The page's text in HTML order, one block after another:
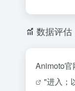
数据评估
Animoto
"进入；